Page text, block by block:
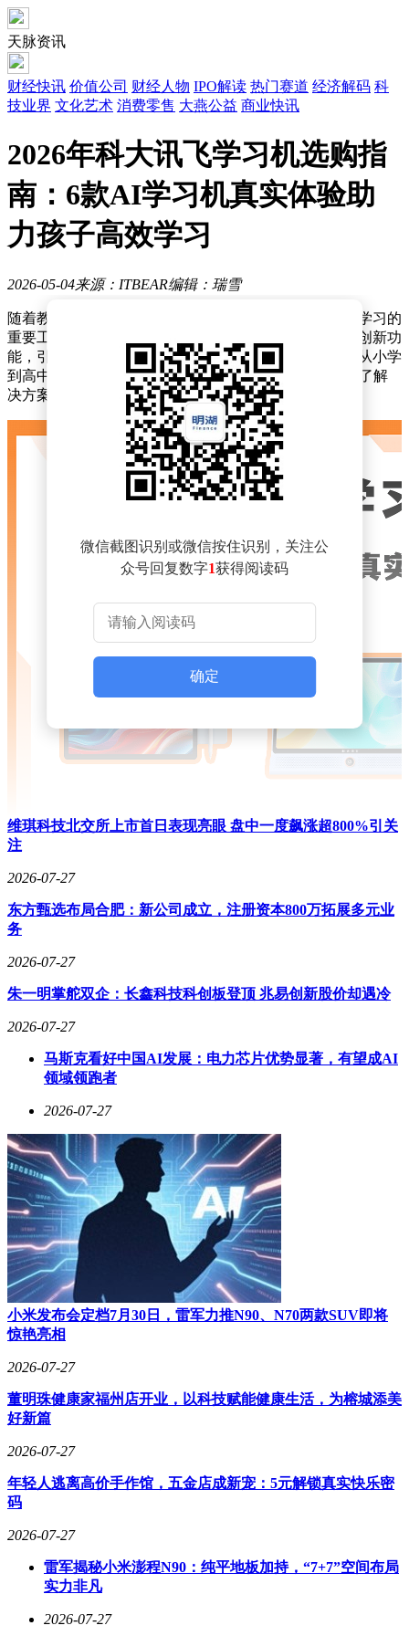
天脉资讯
财经快讯 价值公司 财经人物 IPO解读 热门赛道 经济解码 科
技业界 文化艺术 消费零售 大燕公益 商业快讯
2026年科大讯飞学习机选购指
南：6款AI学习机真实体验助
力孩子高效学习
2026-05-04来源：ITBEAR编辑：瑞雪
随着教育科技的发展，学习机已成为许多家庭辅助孩子学习的
重要工具。科大讯飞推出的多款人工智能学习机凭借其创新功
能，引发了家长群体的广泛关注。这些设备不仅覆盖了从小学
到高中的全学段需求，更通过AI技术为个性化学习提供了解
决方案。
在护眼功能方面，科大讯飞的多款产品采用了专业认证的屏幕
技术。例如LUMIE 10型号通过优化显示参数，有效减少蓝光
惯。S90 Pro则配备了大尺寸护眼屏，特别适合需要长时间阅
能辅导模块能够实时解析数学、物理等学科的复杂问题，不仅
提供解题步骤，还会引导用户理解背后的知识逻辑。P30 5G
版本更突破了使用场景限制，其5G全网通功能让学生无论在
家、图书馆还是通勤途中都能保持学习连贯性。
C10S型号的幼小衔接模式通过游戏化界面激发低龄儿童学习
兴趣，而T30 Lite/Pro的碎屏保障服务则解决了家长对设备耐
用性的顾虑。对于备战中高考的学生，S90 Pro的精准学功能
可自动生成知识图谱，定位薄弱环节并推送专项练习。
微信截图识别或微信按住识别，关注公
众号回复数字1获得阅读码
确定
维琪科技北交所上市首日表现亮眼 盘中一度飙涨超800%引关
注
2026-07-27
东方甄选布局合肥：新公司成立，注册资本800万拓展多元业
务
2026-07-27
朱一明掌舵双企：长鑫科技科创板登顶 兆易创新股价却遇冷
2026-07-27
马斯克看好中国AI发展：电力芯片优势显著，有望成AI
领域领跑者
2026-07-27
小米发布会定档7月30日，雷军力推N90、N70两款SUV即将
惊艳亮相
2026-07-27
董明珠健康家福州店开业，以科技赋能健康生活，为榕城添美
好新篇
2026-07-27
年轻人逃离高价手作馆，五金店成新宠：5元解锁真实快乐密
码
2026-07-27
雷军揭秘小米澎程N90：纯平地板加持，“7+7”空间布局
实力非凡
2026-07-27